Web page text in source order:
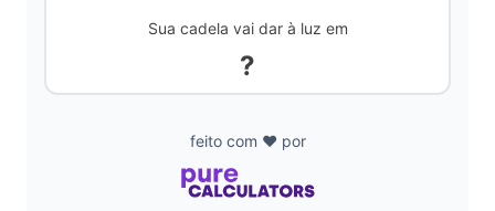
o
Sua cadela vai dar à luz em
?
feito com ❤️ por